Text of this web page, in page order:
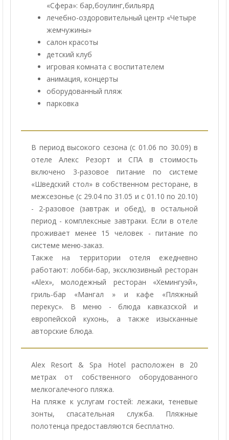
«Сфера»: бар,боулинг,бильярд
лечебно-оздоровительный центр «Четыре
жемчужины»
салон красоты
детский клуб
игровая комната с воспитателем
анимация, концерты
оборудованный пляж
парковка
В период высокого сезона (с 01.06 по 30.09) в
отеле Алекс Резорт и СПА в стоимость
включено 3-разовое питание по системе
«Шведский стол» в собственном ресторане, в
межсезонье (с 29.04 по 31.05 и с 01.10 по 20.10)
- 2-разовое (завтрак и обед), в остальной
период - комплексные завтраки. Если в отеле
проживает менее 15 человек - питание по
системе меню-заказ.
Также на территории отеля ежедневно
работают: лобби-бар, эксклюзивный ресторан
«Alex», молодежный ресторан «Хемингуэй»,
гриль-бар «Мангал » и кафе «Пляжный
перекус». В меню - блюда кавказской и
европейской кухонь, а также изысканные
авторские блюда.
Alex Resort & Spa Hotel расположен в 20
метрах от собственного оборудованного
мелкогалечного пляжа.
На пляже к услугам гостей: лежаки, теневые
зонты, спасательная служба. Пляжные
полотенца предоставляются бесплатно.